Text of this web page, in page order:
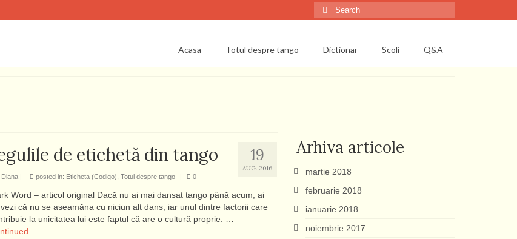
Search
for:
Acasa Totul despre tango Dictionar Scoli Q&A
19
AUG. 2016
de etichetă din tango
Diana| posted in: Eticheta (Codigo) Totul despre tango | 0
Word – articol original Dacă nu ai mai dansat tango până acum, ai
că nu se aseamăna cu niciun alt dans, iar unul dintre factorii care
la unicitatea lui este faptul că are o cultură proprie. …
Arhiva articole
martie 2018
februarie 2018
ianuarie 2018
noiembrie 2017